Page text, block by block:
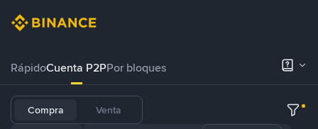
RápidoCuenta P2PPor bloques
Compra Venta